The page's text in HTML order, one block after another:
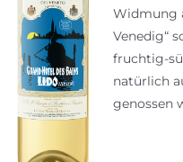
Widmung
Venedig“
fruchtig-
natürlich
genossen